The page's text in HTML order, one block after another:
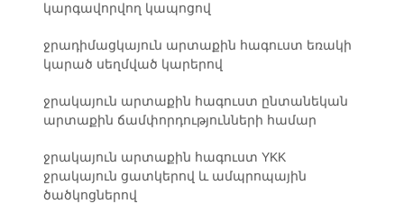
կարգավորվող կապոցով
ջրադիմացկայուն արտաքին հագուստ եռակի
կարած սեղմված կարերով
ջրակայուն արտաքին հագուստ ընտանեկան
արտաքին ճամփորդությունների համար
ջրակայուն արտաքին հագուստ YKK
ջրակայուն ցատկերով և ամպրոպային
ծածկոցներով